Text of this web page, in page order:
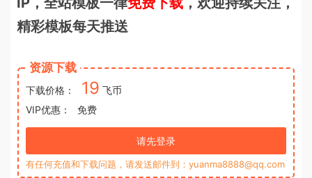
精彩模板每天推送
资源下载
下载价格： 19 飞币
VIP优惠：
免费
请先登录
有任何充值和下载问题，请发送邮件到：yuanma8888@qq.com